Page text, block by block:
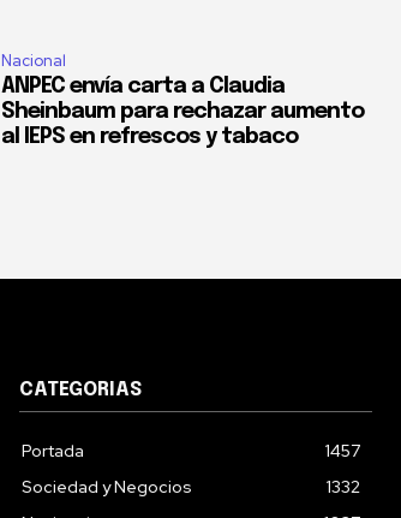
Nacional
ANPEC envía carta a Claudia
Sheinbaum para rechazar aumento
al IEPS en refrescos y tabaco
CATEGORIAS
Portada
1457
Sociedad y Negocios
1332